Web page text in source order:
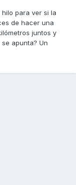
para ver si la
de hacer una
juntos y
apunta? Un